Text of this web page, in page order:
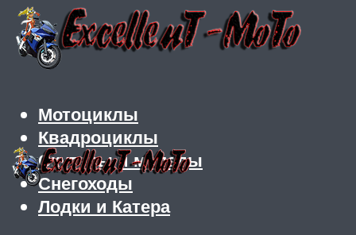
Мотоциклы
Квадроциклы
Скутеры и мопеды
Снегоходы
Лодки и Катера